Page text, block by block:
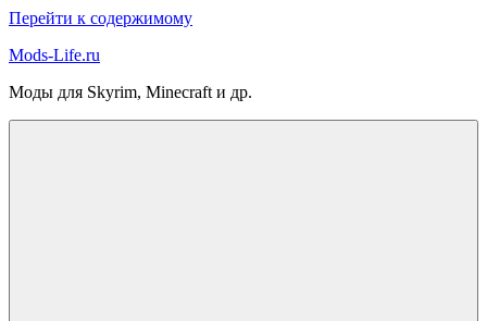
Перейти к содержимому
Mods-Life.ru
Моды для Skyrim, Minecraft и др.